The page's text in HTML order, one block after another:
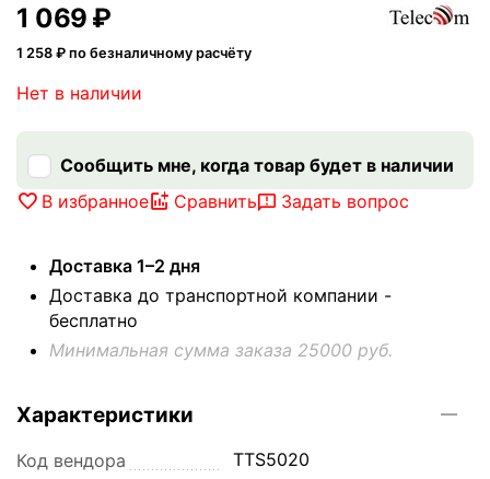
1 069 ₽
1 258 ₽ по безналичному расчёту
Нет в наличии
Сообщить мне, когда товар будет в наличии
В избранное
Сравнить Задать вопрос
Доставка 1–2 дня
Доставка до транспортной компании -
бесплатно
Минимальная сумма заказа 25000 руб.
Характеристики
Код вендора TTS5020